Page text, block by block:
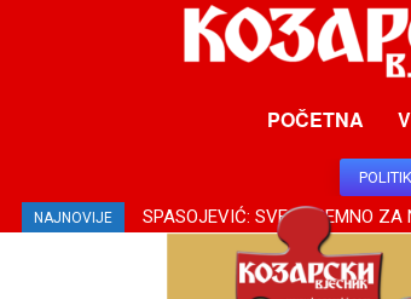
POČETNA
NAJNOVIJE SPASOJEVIĆ: SVE SPREMNO ZA